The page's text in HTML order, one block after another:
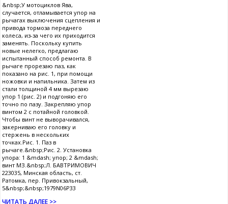
&nbsp;У мотоциклов Ява,
случается, отламывается упор на
рычагах выключения сцепления и
привода тормоза переднего
колеса, из-за чего их приходится
заменять. Поскольку купить
новые нелегко, предлагаю
испытанный способ ремонта. В
рычаге прорезаю паз, как
показано на рис. 1, при помощи
ножовки и напильника. Затем из
стали толщиной 4 мм вырезаю
упор 1 (рис. 2) и подгоняю его
точно по пазу. Закрепляю упор
винтом 2 с потайной головкой.
Чтобы винт не выворачивался,
закерниваю его головку и
стержень в нескольких
точках.Рис. 1. Паз в
рычаге.&nbsp;Рис. 2. Установка
упора: 1 &mdash; упор; 2 &mdash;
винт МЗ.&nbsp;Л. БАВТРИМОВИЧ
223035, Минская область, ст.
Ратомка, пер. Привокзальный,
5&nbsp;&nbsp;1979N06P33
ЧИТАТЬ ДАЛЕЕ >>